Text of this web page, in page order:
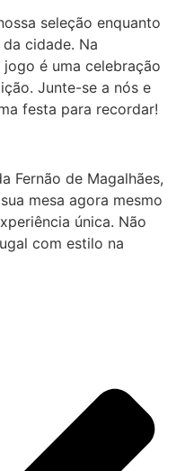
seleção enquanto
cidade. Na
é uma celebração
Junte-se a nós e
festa para recordar!
Fernão de Magalhães,
mesa agora mesmo
única. Não
com estilo na